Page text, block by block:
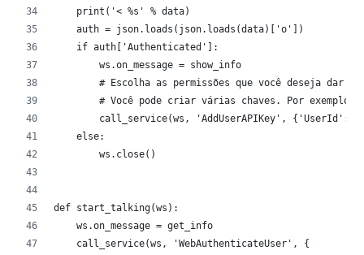
    print('< %s' % data)
    auth = json.loads(json.loads(data)['o'])
    if auth['Authenticated']:
        ws.on_message = show_info
# Escolha as permissões que você deseja dar a
# Você pode criar várias chaves. Por exemplo,
call_service(ws, 'AddUserAPIKey', {'UserId':
    else:
        ws.close()
def start_talking(ws):
    ws.on_message = get_info
    call_service(ws, 'WebAuthenticateUser', {